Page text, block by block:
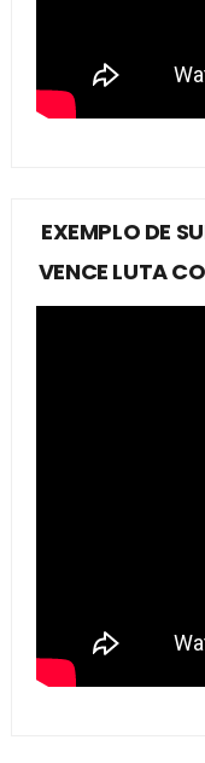
EXEMPLO DE
VENCE LUTA